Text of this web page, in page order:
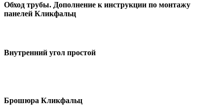
Обход трубы. Дополнение к инструкции по монтажу
панелей Кликфальц
Внутренний угол простой
Брошюра Кликфальц